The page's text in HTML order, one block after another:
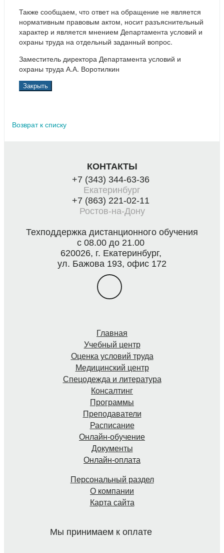
Также сообщаем, что ответ на обращение не является
нормативным правовым актом, носит разъяснительный
характер и является мнением Департамента условий и
охраны труда на отдельный заданный вопрос.
Заместитель директора Департамента условий и
охраны труда А.А. Воротилкин
Закрыть
Возврат к списку
КОНТАКТЫ
+7 (343) 344-63-36
Екатеринбург
+7 (863) 221-02-11
Ростов-на-Дону
Техподдержка дистанционного обучения
с 08.00 до 21.00
620026, г. Екатеринбург,
ул. Бажова 193, офис 172
Главная
Учебный центр
Оценка условий труда
Медицинский центр
Спецодежда и литература
Консалтинг
Программы
Преподаватели
Расписание
Онлайн-обучение
Документы
Онлайн-оплата
Персональный раздел
О компании
Карта сайта
Мы принимаем к оплате